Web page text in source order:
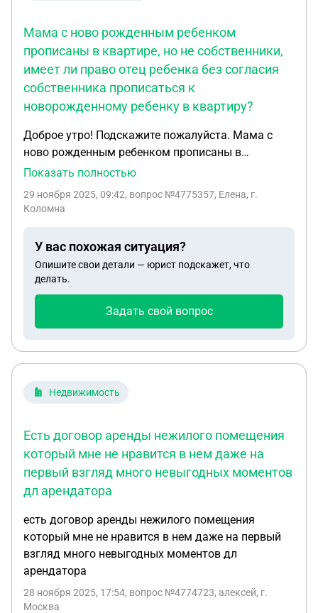
Мама с ново рожденным ребенком
прописаны в квартире, но не собственники,
имеет ли право отец ребенка без согласия
собственника прописаться к
новорожденному ребенку в квартиру?
Доброе утро! Подскажите пожалуйста. Мама с
ново рожденным ребенком прописаны в
квартире, но не собственники, имеет ли право
прописаться к новорожденному ребенку в
Показать полностью
29 ноября 2025, 09:42, вопрос №4775357, Елена, г.
Коломна
У вас похожая ситуация?
Опишите свои детали — юрист подскажет, что
делать.
Задать свой вопрос
Недвижимость
Есть договор аренды нежилого помещения
который мне не нравится в нем даже на
первый взгляд много невыгодных моментов
дл арендатора
есть договор аренды нежилого помещения
который мне не нравится в нем даже на первый
взгляд много невыгодных моментов дл
арендатора
28 ноября 2025, 17:54, вопрос №4774723, алексей, г.
Москва